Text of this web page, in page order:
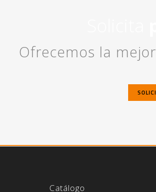
Ofrecemos la
Catálogo